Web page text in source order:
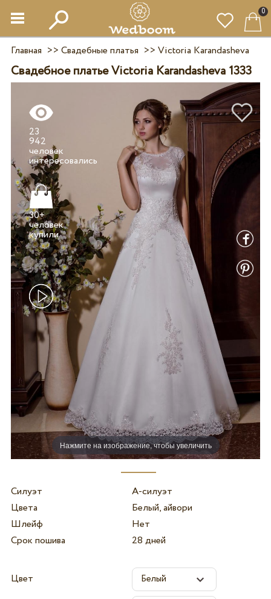
0
Главная >> Свадебные платья >> Victoria Karandasheva
Свадебное платье Victoria Karandasheva 1333
Нажмите на изображение, чтобы увеличить
23
942
человек
30+
человек
купили
Силуэт
А-силуэт
Цвета
Белый, айвори
Шлейф
Нет
Срок пошива
28 дней
Цвет